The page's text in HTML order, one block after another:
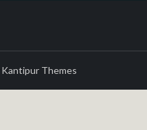
Kantipur Themes